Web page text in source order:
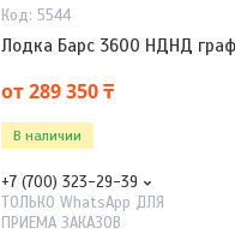
5544
Лодка Барс 3600 НДНД
от 289 350 ₸
В наличии
+7 (700) 323-29-39
ТОЛЬКО WhatsApp ДЛЯ
ПРИЕМА ЗАКАЗОВ